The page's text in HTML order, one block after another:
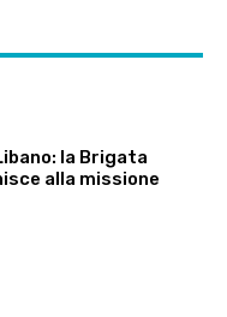
la Brigata
alla missione